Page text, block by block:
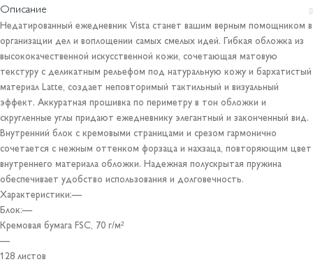
Описание
Недатированный ежедневник Vista станет вашим верным помощником в
организации дел и воплощении самых смелых идей. Гибкая обложка из
высококачественной искусственной кожи, сочетающая матовую
текстуру с деликатным рельефом под натуральную кожу и бархатистый
материал Latte, создает неповторимый тактильный и визуальный
эффект. Аккуратная прошивка по периметру в тон обложки и
скругленные углы придают ежедневнику элегантный и законченный вид.
Внутренний блок с кремовыми страницами и срезом гармонично
сочетается с нежным оттенком форзаца и нахзаца, повторяющим цвет
внутреннего материала обложки. Надежная полускрытая пружина
обеспечивает удобство использования и долговечность.
Характеристики:—
Блок:—
Кремовая бумага FSC, 70 г/м²
—
128 листов